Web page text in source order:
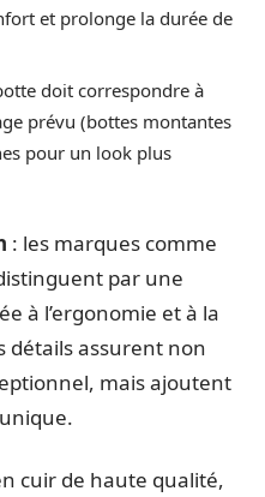
et prolonge la durée de
doit correspondre à
prévu (bottes montantes
pour un look plus
: les marques comme
par une
à l’ergonomie et à la
détails assurent non
mais ajoutent
cuir de haute qualité,